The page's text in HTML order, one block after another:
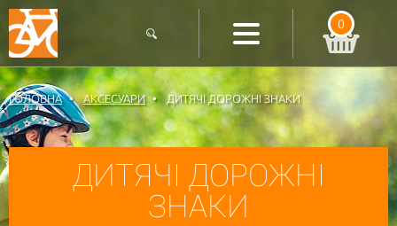
0
ГОЛОВНА АКСЕСУАРИ ДИТЯЧІ ДОРОЖНІ ЗНАКИ
ДИТЯЧІ ДОРОЖНІ
ЗНАКИ